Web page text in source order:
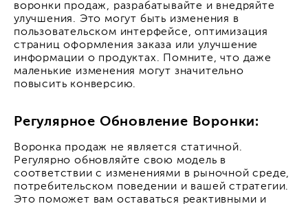
воронки продаж, разрабатывайте и внедряйте
улучшения. Это могут быть изменения в
пользовательском интерфейсе, оптимизация
страниц оформления заказа или улучшение
информации о продуктах. Помните, что даже
маленькие изменения могут значительно
повысить конверсию.
Регулярное Обновление Воронки:
Воронка продаж не является статичной.
Регулярно обновляйте свою модель в
соответствии с изменениями в рыночной среде,
потребительском поведении и вашей стратегии.
Это поможет вам оставаться реактивными и